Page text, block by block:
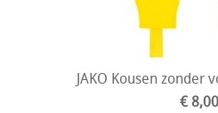
JAKO Kousen zonder
€ 8,00